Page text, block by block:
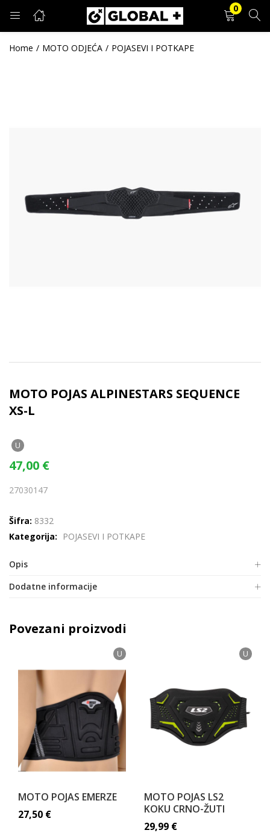
0
PRIJAVA REGISTRACIJA
Prijava
Zaboravljena lozinka?
Home MOTO ODJEĆA POJASEVI I POTKAPE
MOTO POJAS ALPINESTARS SEQUENCE
XS-L
U
47,00 €
27030147
Šifra: 8332
Kategorija:
POJASEVI I POTKAPE
Opis
Dodatne informacije
Povezani proizvodi
U
MOTO POJAS EMERZE
27,50 €
U
MOTO POJAS LS2
KOKU CRNO-ŽUTI
29,99 €